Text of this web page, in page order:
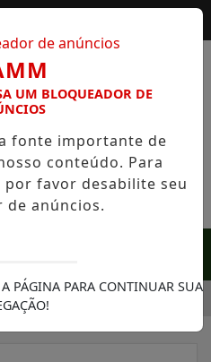
COM 488 HECTARES UNE
UM BLOQUEADOR DE
fonte importante de
conteúdo. Para
favor desabilite seu
de anúncios.
PÁGINA PARA CONTINUAR SUA